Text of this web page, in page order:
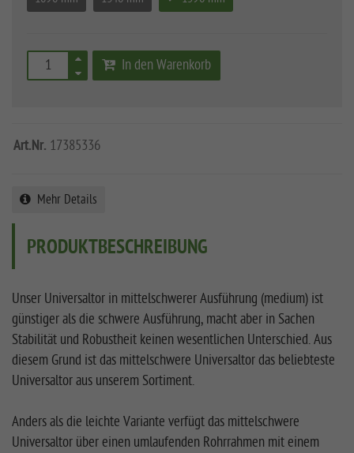
In den Warenkorb
Art.Nr. 17385336
Mehr Details
PRODUKTBESCHREIBUNG
Unser Universaltor in mittelschwerer Ausführung (medium) ist
günstiger als die schwere Ausführung, macht aber in Sachen
Stabilität und Robustheit keinen wesentlichen Unterschied. Aus
diesem Grund ist das mittelschwere Universaltor das beliebteste
Universaltor aus unserem Sortiment.
Anders als die leichte Variante verfügt das mittelschwere
Universaltor über einen umlaufenden Rohrrahmen mit einem